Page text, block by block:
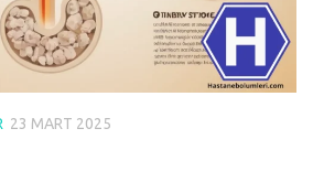
23 MART 2025